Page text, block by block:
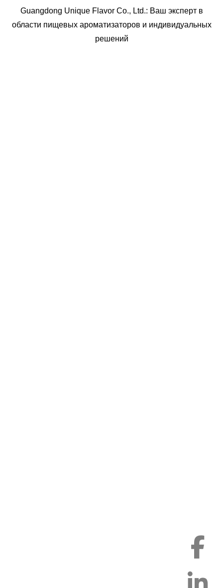
Guangdong Unique Flavor Co., Ltd.: Ваш эксперт в
области пищевых ароматизаторов и индивидуальных
решений